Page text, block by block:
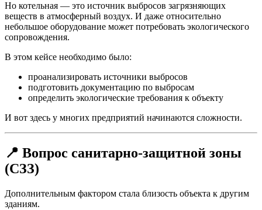
Но котельная — это источник выбросов загрязняющих
веществ в атмосферный воздух. И даже относительно
небольшое оборудование может потребовать экологического
сопровождения.
В этом кейсе необходимо было:
проанализировать источники выбросов
подготовить документацию по выбросам
определить экологические требования к объекту
И вот здесь у многих предприятий начинаются сложности.
📍 Вопрос санитарно-защитной зоны
(СЗЗ)
Дополнительным фактором стала близость объекта к другим
зданиям.